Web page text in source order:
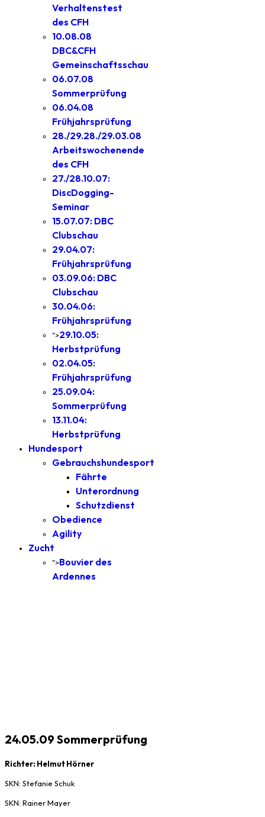
Verhaltenstest
des CFH
10.08.08
DBC&CFH
Gemeinschaftsschau
06.07.08
Sommerprüfung
06.04.08
Frühjahrsprüfung
28./29.28./29.03.08
Arbeitswochenende
des CFH
27./28.10.07:
DiscDogging-
Seminar
15.07.07: DBC
Clubschau
29.04.07:
Frühjahrsprüfung
03.09.06: DBC
Clubschau
30.04.06:
Frühjahrsprüfung
">29.10.05:
Herbstprüfung
02.04.05:
Frühjahrsprüfung
25.09.04:
Sommerprüfung
13.11.04:
Herbstprüfung
Hundesport
Gebrauchshundesport
Fährte
Unterordnung
Schutzdienst
Obedience
Agility
Zucht
">Bouvier des
Ardennes
24.05.09 Sommerprüfung
Richter: Helmut Hörner
SKN: Stefanie Schuk
SKN: Rainer Mayer